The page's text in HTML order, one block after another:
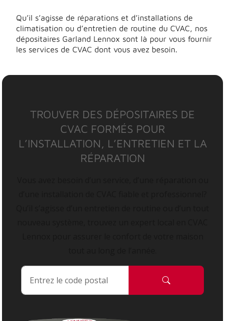
Qu’il s’agisse de réparations et d’installations de
climatisation ou d’entretien de routine du CVAC, nos
dépositaires Garland Lennox sont là pour vous fournir
les services de CVAC dont vous avez besoin.
TROUVER DES DÉPOSITAIRES DE
CVAC FORMÉS POUR
L’INSTALLATION, L’ENTRETIEN ET LA
RÉPARATION